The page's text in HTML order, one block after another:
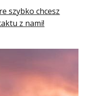
szybko chcesz
z nami!